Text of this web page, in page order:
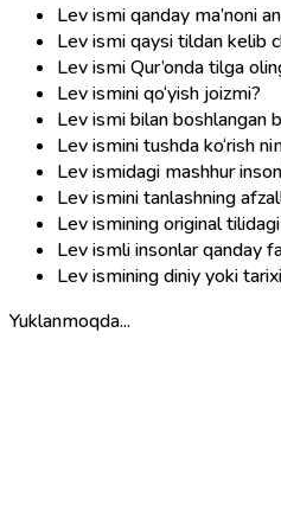
Lev ismi qanday ma’noni
Lev ismi qaysi tildan kelib
Lev ismi Qur’onda tilga
Lev ismini qo‘yish joizmi?
Lev ismi bilan boshlangan
Lev ismini tushda ko‘rish
Lev ismidagi mashhur
Lev ismini tanlashning
Lev ismining original
Lev ismli insonlar qanday
Lev ismining diniy yoki
Yuklanmoqda...